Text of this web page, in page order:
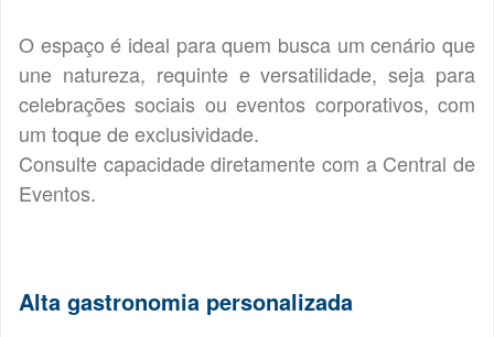
O espaço é ideal para quem busca um cenário que
une natureza, requinte e versatilidade, seja para
celebrações sociais ou eventos corporativos, com
um toque de exclusividade.
Consulte capacidade diretamente com a Central de
Eventos.
Alta gastronomia personalizada